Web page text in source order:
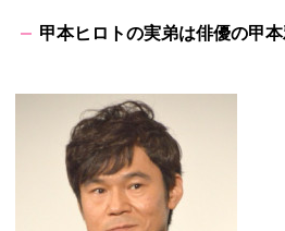
甲本ヒロトの実弟は俳優の甲